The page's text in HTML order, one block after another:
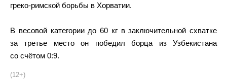
греко-римской борьбы в Хорватии.
В весовой категории до 60 кг в заключительной схватке
за третье место он победил борца из Узбекистана
со счётом 0:9.
(12+)